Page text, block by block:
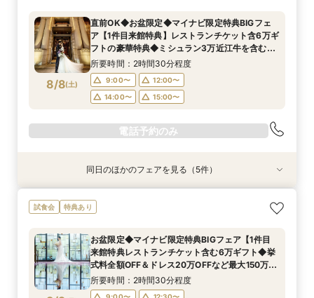
8/8(土)
直前OK◆お盆限定◆マイナビ限定特典BIGフェ
ア【1件目来館特典】レストランチケット含6万ギ
フトの豪華特典◆ミシュラン3万近江牛を含む豪
華試食×感動チャペル◆挙式料全額OFF＆ドレス
等最大150万特典
所要時間：2時間30分程度
9:00〜
12:00〜
14:00〜
15:00〜
電話予約のみ
特典あり
8/8(土)
【ドレスが映える】憧れの大階段×歴史ある洋館
で叶う◆1件目見学なら挙式料最大全額OFF×レス
験！近江牛&絶品渡蟹試食など豪華試食
所要時間：2時間30分程度
9:00〜
12:00〜
14:00〜
15:00〜
特典あり
8/8(土)
【初来館が1番お得】1件目来館で6万円ギフト付
き◆挙式料全額OFF＆ドレス20万円など最大150
牛含む豪華フルコース3万相当絶品試食フェア
所要時間：2時間30分程度
9:00〜
12:00〜
14:00〜
15:00〜
特典あり
8/8(土)
【ミシュランの味☆】和牛&絶品渡蟹の豪華試食
も叶う満喫フェア！ 必ずもらえる豪華3万円相当
所要時間：2時間30分程度
9:00〜
12:00〜
14:00〜
15:00〜
特典あり
8/8(土)
【10名64万円★専用会場有】最短1ヶ月で準備
OK！6名様から適用可10名64万円からの少人数
対応♪
所要時間：2時間30分程度
9:00〜
12:00〜
14:00〜
15:00〜
特典あり
8/8(土)
【見積相談のみでもOK◎90分クイック見学】レ
ストランペアチケットプレゼント付！チャペル体
シェフ特製豪華無料試食も！
所要時間：1時間30分程度
9:00〜
12:00〜
14:00〜
15:00〜
同日のほかのフェアを見る（5件）
試食会 特典あり
お盆限定◆マイナビ限定特典BIGフェア【1件目
来館特典レストランチケット含む6万ギフト◆挙
式料全額OFF＆ドレス20万OFFなど最大150万豪
華特典】近江牛含む3万コース試食×感動挙式×憧
れドレス
所要時間：2時間30分程度